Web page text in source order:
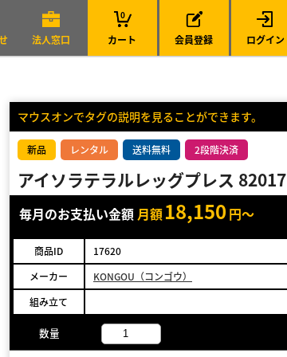
法人窓口 カート
0
会員登録 ログイン
マウスオンでタグの説明を見ることができます。
新品 レンタル 送料無料 2段階決済
アイソラテラルレッグプレス 82017
毎月のお支払い金額 月額18,150 円～
商品ID
17620
メーカー
KONGOU（コンゴウ）
組み立て
数量